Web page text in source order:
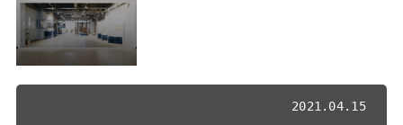
2021.04.15